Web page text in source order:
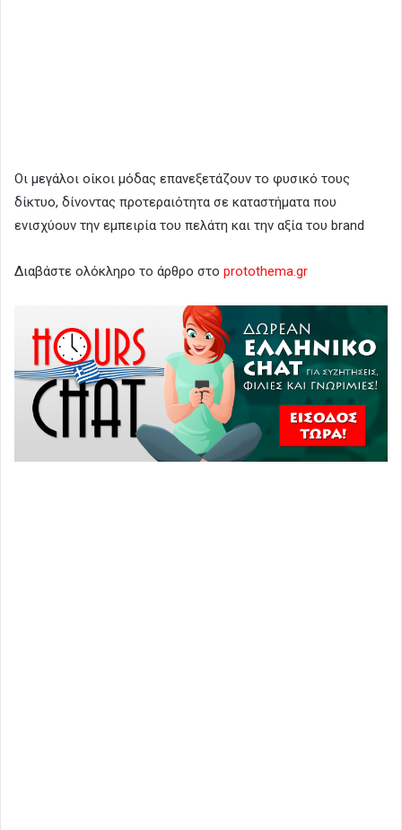
Οι μεγάλοι οίκοι μόδας επανεξετάζουν το φυσικό τους
δίκτυο, δίνοντας προτεραιότητα σε καταστήματα που
ενισχύουν την εμπειρία του πελάτη και την αξία του brand
Διαβάστε ολόκληρο το άρθρο στο protothema.gr